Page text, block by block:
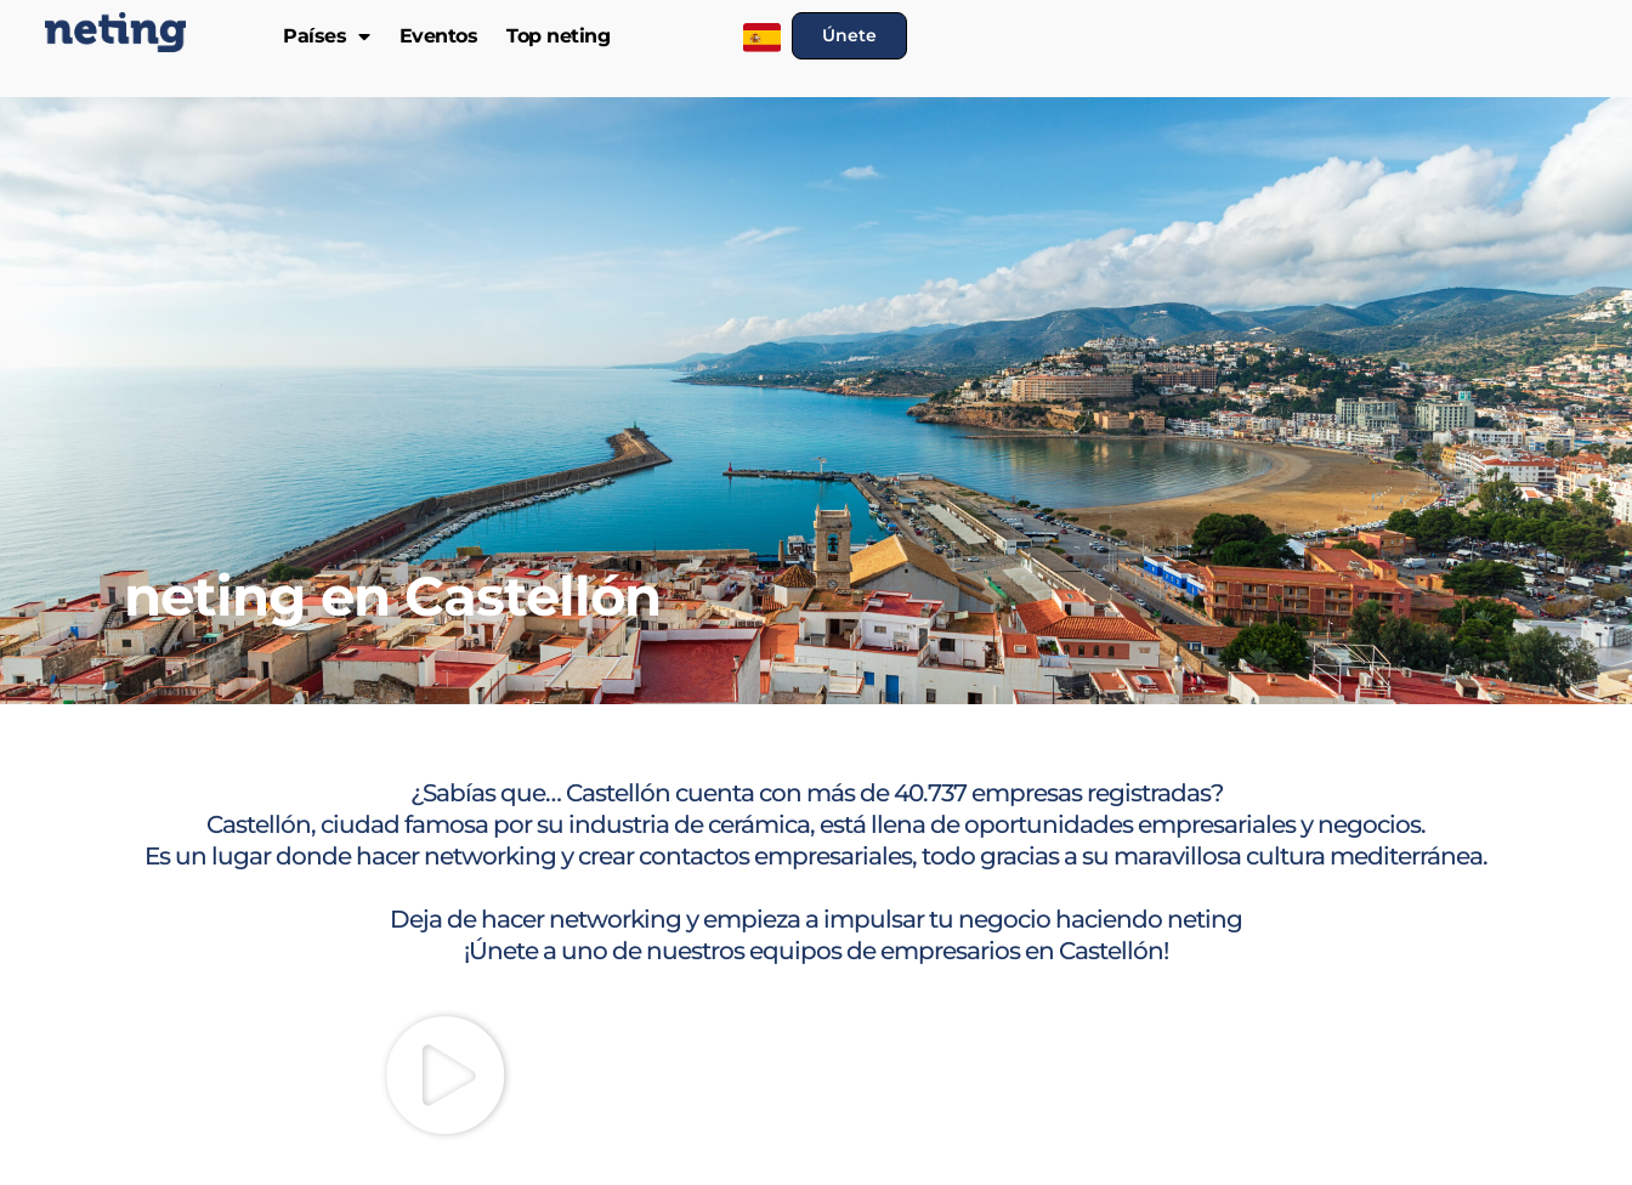
Países Eventos Top neting Únete
neting en Castellón
¿Sabías que… Castellón cuenta con más de 40.737 empresas registradas?
Castellón, ciudad famosa por su industria de cerámica, está llena de oportunidades empresariales y negocios.
Es un lugar donde hacer networking y crear contactos empresariales, todo gracias a su maravillosa cultura mediterránea.
Deja de hacer networking y empieza a impulsar tu negocio haciendo neting
¡Únete a uno de nuestros equipos de empresarios en Castellón!